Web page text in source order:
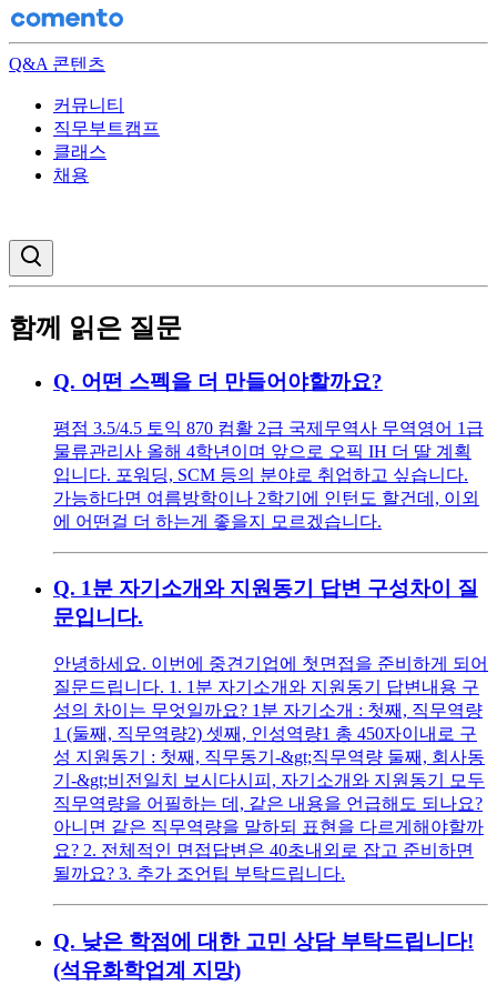
Q&A 콘텐츠
커뮤니티
직무부트캠프
클래스
채용
함께 읽은 질문
Q. 어떤 스펙을 더 만들어야할까요?
평점 3.5/4.5 토익 870 컴활 2급 국제무역사 무역영어 1급
물류관리사 올해 4학년이며 앞으로 오픽 IH 더 딸 계획
입니다. 포워딩, SCM 등의 분야로 취업하고 싶습니다.
가능하다면 여름방학이나 2학기에 인턴도 할건데, 이외
에 어떤걸 더 하는게 좋을지 모르겠습니다.
Q. 1분 자기소개와 지원동기 답변 구성차이 질
문입니다.
안녕하세요. 이번에 중견기업에 첫면접을 준비하게 되어
질문드립니다. 1. 1분 자기소개와 지원동기 답변내용 구
성의 차이는 무엇일까요? 1분 자기소개 : 첫째, 직무역량
1 (둘째, 직무역량2) 셋째, 인성역량1 총 450자이내로 구
성 지원동기 : 첫째, 직무동기-&gt;직무역량 둘째, 회사동
기-&gt;비전일치 보시다시피, 자기소개와 지원동기 모두
직무역량을 어필하는 데, 같은 내용을 언급해도 되나요?
아니면 같은 직무역량을 말하되 표현을 다르게해야할까
요? 2. 전체적인 면접답변은 40초내외로 잡고 준비하면
될까요? 3. 추가 조언팁 부탁드립니다.
Q. 낮은 학점에 대한 고민 상담 부탁드립니다!
(석유화학업계 지망)